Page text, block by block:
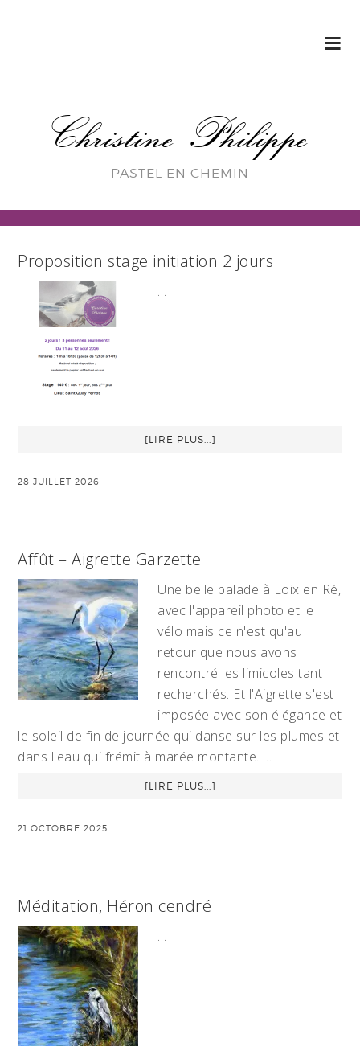
Christine Philippe
PASTEL EN CHEMIN
Proposition stage initiation 2 jours
…
[LIRE PLUS...]
28 JUILLET 2026
Affût – Aigrette Garzette
Une belle balade à Loix en Ré,
avec l'appareil photo et le
vélo mais ce n'est qu'au
retour que nous avons
rencontré les limicoles tant
recherchés. Et l'Aigrette s'est
imposée avec son élégance et
le soleil de fin de journée qui danse sur les plumes et
dans l'eau qui frémit à marée montante. …
[LIRE PLUS...]
21 OCTOBRE 2025
Méditation, Héron cendré
…